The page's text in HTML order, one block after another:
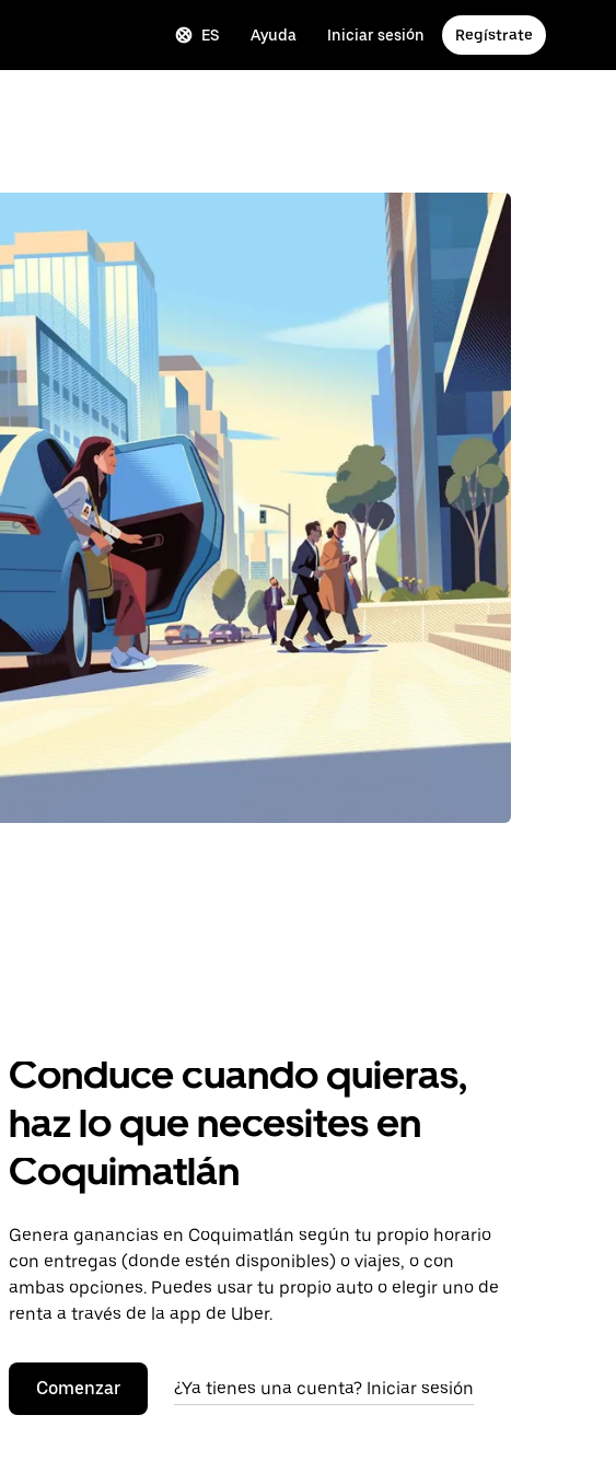
ES Ayuda Iniciar sesión Regístrate
Conduce cuando quieras,
haz lo que necesites en
Coquimatlán
Genera ganancias en Coquimatlán según tu propio horario
con entregas (donde estén disponibles) o viajes, o con
ambas opciones. Puedes usar tu propio auto o elegir uno de
renta a través de la app de Uber.
Comenzar ¿Ya tienes una cuenta? Iniciar sesión